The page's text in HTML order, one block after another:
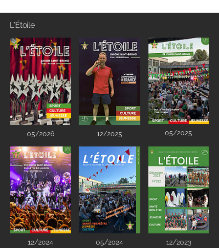
L'Étoile
05/2026 12/2025 05/2025
12/2024 05/2024 12/2023